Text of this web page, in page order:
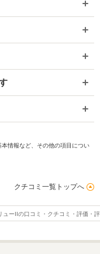
情報など、その他の項目につい
クチコミ一覧トップへ
ューIIの口コミ・クチコミ・評価・